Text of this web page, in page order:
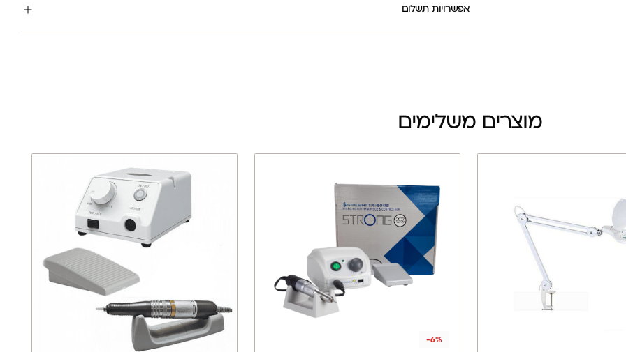
אפשרויות תשלום
מוצרים משלימים
-6%